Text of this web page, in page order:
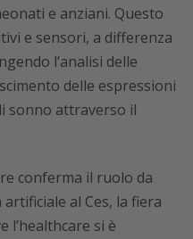
e anziani. Questo
e sensori, a differenza
l’analisi delle
delle espressioni
sonno attraverso il
conferma il ruolo da
al Ces, la fiera
l’healthcare si è